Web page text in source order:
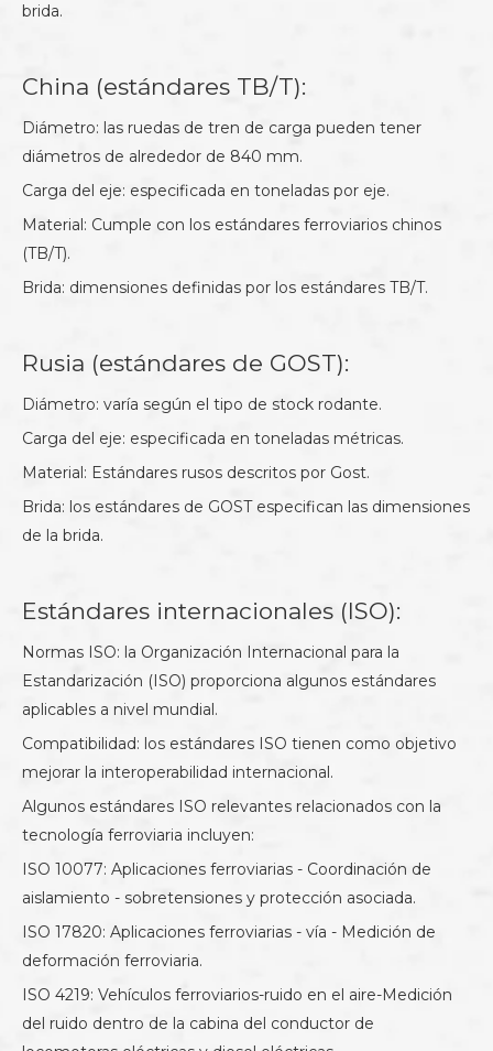
brida.
China (estándares TB/T):
Diámetro: las ruedas de tren de carga pueden tener
diámetros de alrededor de 840 mm.
Carga del eje: especificada en toneladas por eje.
Material: Cumple con los estándares ferroviarios chinos
(TB/T).
Brida: dimensiones definidas por los estándares TB/T.
Rusia (estándares de GOST):
Diámetro: varía según el tipo de stock rodante.
Carga del eje: especificada en toneladas métricas.
Material: Estándares rusos descritos por Gost.
Brida: los estándares de GOST especifican las dimensiones
de la brida.
Estándares internacionales (ISO):
Normas ISO: la Organización Internacional para la
Estandarización (ISO) proporciona algunos estándares
aplicables a nivel mundial.
Compatibilidad: los estándares ISO tienen como objetivo
mejorar la interoperabilidad internacional.
Algunos estándares ISO relevantes relacionados con la
tecnología ferroviaria incluyen:
ISO 10077: Aplicaciones ferroviarias - Coordinación de
aislamiento - sobretensiones y protección asociada.
ISO 17820: Aplicaciones ferroviarias - vía - Medición de
deformación ferroviaria.
ISO 4219: Vehículos ferroviarios-ruido en el aire-Medición
del ruido dentro de la cabina del conductor de